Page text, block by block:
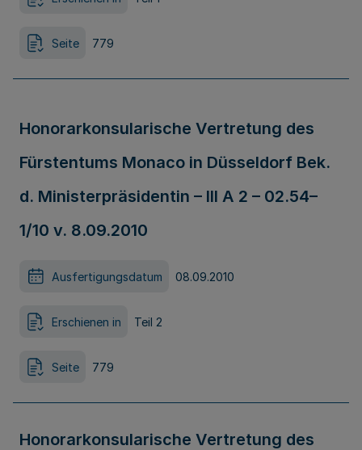
Seite 779
Honorarkonsularische Vertretung des
Fürstentums Monaco in Düsseldorf Bek.
d. Ministerpräsidentin – III A 2 – 02.54–
1/10 v. 8.09.2010
Ausfertigungsdatum 08.09.2010
Erschienen in Teil 2
Seite 779
Honorarkonsularische Vertretung des